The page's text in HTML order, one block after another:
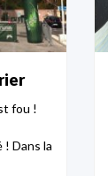
fou !
! Dans la